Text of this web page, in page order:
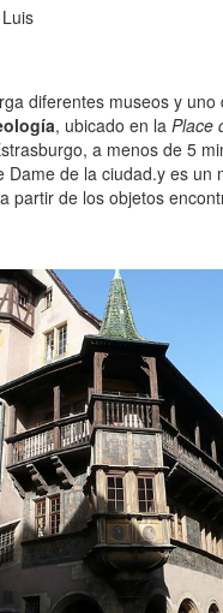
diferentes museos y uno
, ubicado en la Place
a menos de 5
Dame de la ciudad.y es un
partir de los objetos